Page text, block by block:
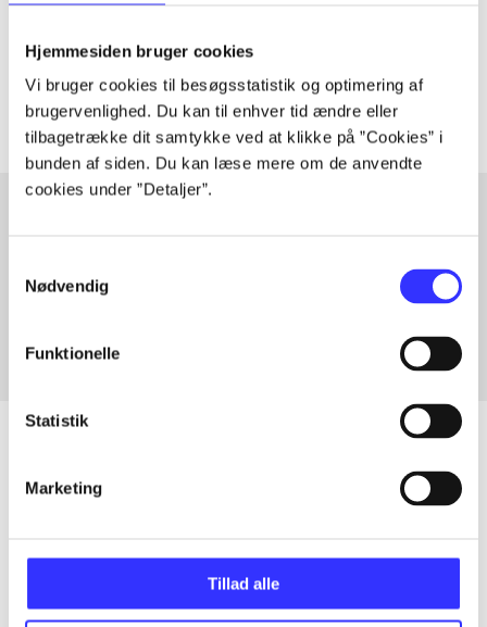
Hjemmesiden bruger cookies
Vi bruger cookies til besøgsstatistik og optimering af
brugervenlighed. Du kan til enhver tid ændre eller
tilbagetrække dit samtykke ved at klikke på ”Cookies” i
bunden af siden. Du kan læse mere om de anvendte
cookies under ”Detaljer”.
Nødvendig
Funktionelle
Statistik
Marketing
Tillad alle
lorem ipsum dolor sit amet ...
Fra
Artikler